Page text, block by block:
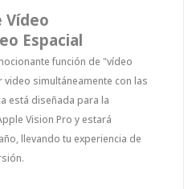
Vídeo
Espacial
función de "vídeo
simultáneamente con las
está diseñada para la
Vision Pro y estará
llevando tu experiencia de